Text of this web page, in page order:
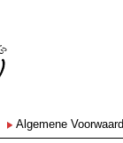
Algemene